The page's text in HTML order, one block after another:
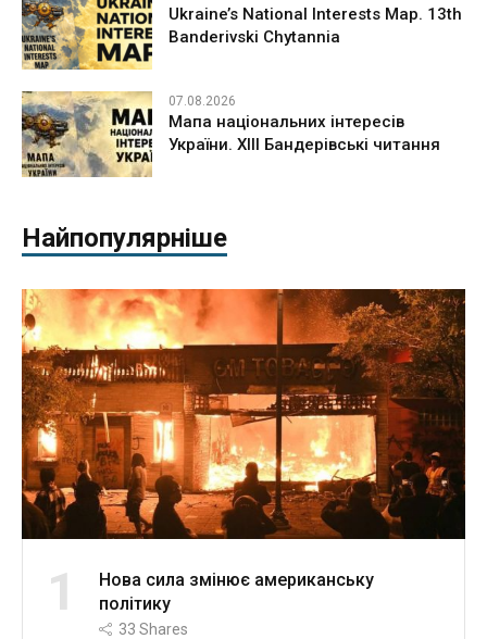
Ukraine’s National Interests Map. 13th
Banderivski Chytannia
07.08.2026
Мапа національних інтересів
України. ХІІІ Бандерівські читання
Найпопулярніше
1
Нова сила змінює американську
політику
33 Shares